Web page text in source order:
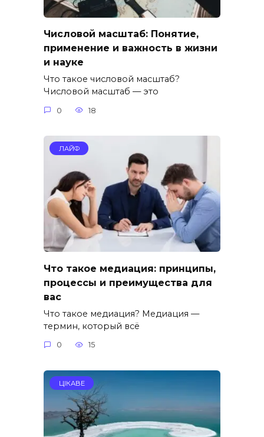
Числовой масштаб: Понятие,
применение и важность в жизни
и науке
Что такое числовой масштаб?
Числовой масштаб — это
0 18
ЛАЙФ
Что такое медиация: принципы,
процессы и преимущества для
вас
Что такое медиация? Медиация —
термин, который всё
0 15
ЦІКАВЕ